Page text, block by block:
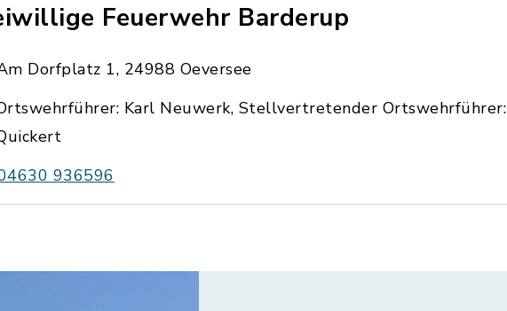
Feuerwehr Barderup
Dorfplatz 1, 24988 Oeversee
Karl Neuwerk, Stellvertretender Ortswehrführer:
936596